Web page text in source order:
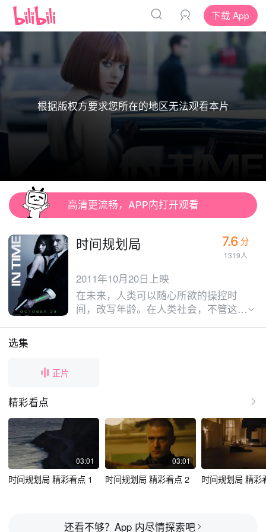
下载 App
根据版权方要求您所在的地区无法观看本片
高清更流畅，APP内打开观看
时间规划局 7.6 分
1319人
2011年10月20日上映
在未来，人类可以随心所欲的操控时
间，改写年龄。在人类社会，不管这个
选集
正片
精彩看点
03:01
时间规划局 精彩看点 1
03:01
时间规划局 精彩看点 2 时间规划局 精彩
还看不够？App 内尽情探索吧